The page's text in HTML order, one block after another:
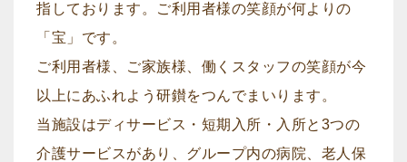
指しております。ご利用者様の笑顔が何よりの
「宝」です。
ご利用者様、ご家族様、働くスタッフの笑顔が今
以上にあふれよう研鑚をつんでまいります。
当施設はディサービス・短期入所・入所と3つの
介護サービスがあり、グループ内の病院、老人保